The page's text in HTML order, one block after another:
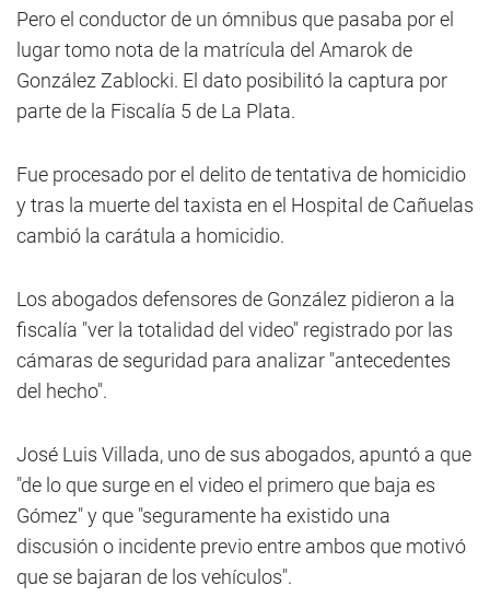
Pero el conductor de un ómnibus que pasaba por el
lugar tomo nota de la matrícula del Amarok de
González Zablocki. El dato posibilitó la captura por
parte de la Fiscalía 5 de La Plata.
Fue procesado por el delito de tentativa de homicidio
y tras la muerte del taxista en el Hospital de Cañuelas
cambió la carátula a homicidio.
Los abogados defensores de González pidieron a la
fiscalía "ver la totalidad del video" registrado por las
cámaras de seguridad para analizar "antecedentes
del hecho".
José Luis Villada, uno de sus abogados, apuntó a que
"de lo que surge en el video el primero que baja es
Gómez" y que "seguramente ha existido una
discusión o incidente previo entre ambos que motivó
que se bajaran de los vehículos".